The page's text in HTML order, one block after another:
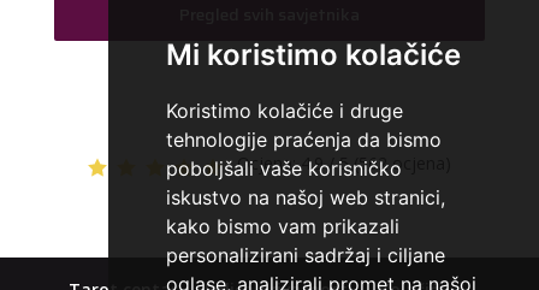
Mi koristimo kolačiće
Koristimo kolačiće i druge
tehnologije praćenja da bismo
poboljšali vaše korisničko
iskustvo na našoj web stranici,
kako bismo vam prikazali
personalizirani sadržaj i ciljane
oglase, analizirali promet na našoj
Tarot savjetnik je slobodan
Broj tel: 064/600-600
tel:0,93€ - mob:1,12€ min
AZRA/ Kod 02
Ocjena: 4.9 / 5 (562 ocjena)